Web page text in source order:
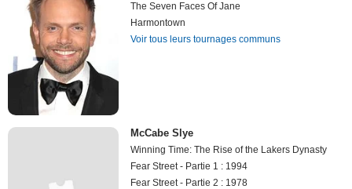
The Seven Faces Of Jane
Harmontown
Voir tous leurs tournages communs
McCabe Slye
Winning Time: The Rise of the Lakers Dynasty
Fear Street - Partie 1 : 1994
Fear Street - Partie 2 : 1978